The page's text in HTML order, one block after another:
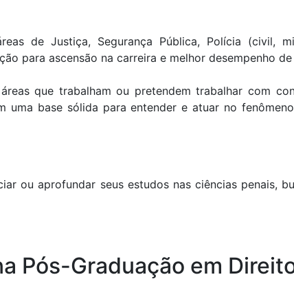
de Justiça, Segurança Pública, Polícia (civil,
para ascensão na carreira e melhor desempenho
que trabalham ou pretendem trabalhar com
uma base sólida para entender e atuar no
ou aprofundar seus estudos nas ciências penais,
Pós-Graduação em